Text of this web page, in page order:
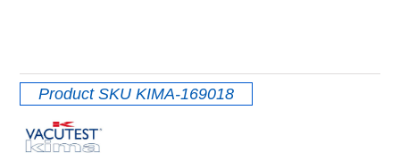
Product SKUKIMA-169018